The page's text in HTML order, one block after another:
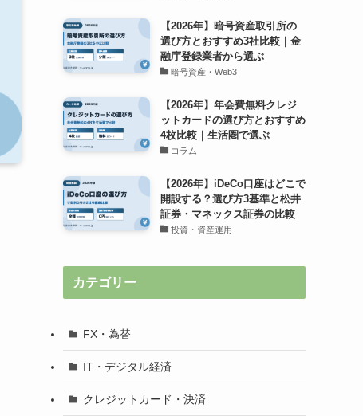
【2026年】暗号資産取引所の
選び方とおすすめ3社比較｜金
融庁登録業者から選ぶ
暗号資産・Web3
【2026年】年会費無料クレジ
ットカードの選び方とおすすめ
4枚比較｜生活圏で選ぶ
コラム
【2026年】iDeCo口座はどこで
開設する？選び方3基準と松井
証券・マネックス証券の比較
投資・資産運用
カテゴリー
FX・為替
IT・デジタル経済
クレジットカード・決済